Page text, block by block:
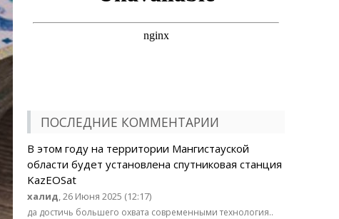
ПОСЛЕДНИЕ КОММЕНТАРИИ
В этом году на территории Мангистауской
области будет установлена спутниковая станция
KazEOSat
халид, 26 Июня 2025 (12:17)
да достичь большего охвата современными технология..